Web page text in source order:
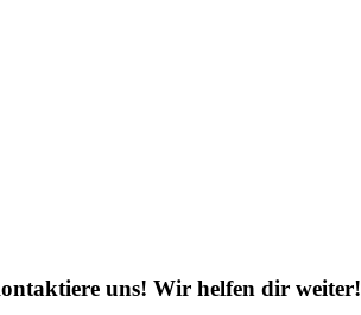
uns! Wir helfen dir weiter!